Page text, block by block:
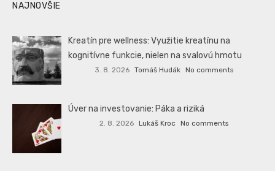
NAJNOVŠIE
Kreatín pre wellness: Využitie kreatínu na
kognitívne funkcie, nielen na svalovú hmotu
3. 8. 2026 Tomáš Hudák No comments
Úver na investovanie: Páka a riziká
2. 8. 2026 Lukáš Kroc No comments